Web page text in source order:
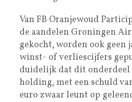
Van FB Oranjewoud
de aandelen Groningen
gekocht, worden ook geen
winst- of verliescijfers
duidelijk dat dit onderdeel
holding, met een schuld
euro zwaar leunt op